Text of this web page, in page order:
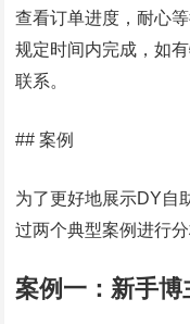
查看订单进度，耐心
规定时间内完成，如
联系。
## 案例
为了更好地展示DY自
过两个典型案例进行分
案例一：新手